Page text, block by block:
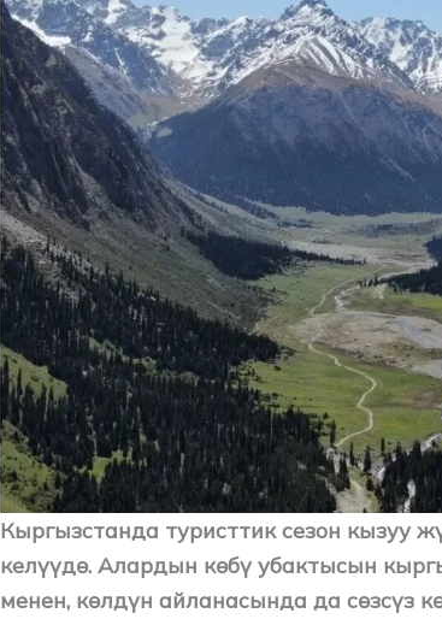
Кыргызстанда туристтик сезон кызуу
келүүдө. Алардын көбү убактысын
менен, көлдүн айланасында да сөзсүз